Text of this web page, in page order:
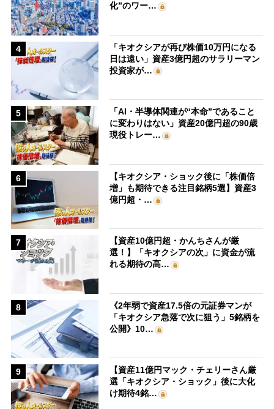
化”のワー…
4
「キオクシアが再び株価10万円になる
日は遠い」資産3億円超のサラリーマン
投資家が…
5
「AI・半導体関連が“本命”であること
に変わりはない」資産20億円超の90歳
現役トレー…
6
【キオクシア・ショック後に「株価倍
増」も期待できる注目銘柄5選】資産3
億円超・…
7
【資産10億円超・かんちさんが厳
選！】「キオクシアの次」に資金が流
れる期待の高…
8
《2年弱で資産17.5倍の元証券マンが
「キオクシア急落で次に狙う」5銘柄を
公開》10…
9
【資産11億円マック・チェリーさん厳
選「キオクシア・ショック」後に大化
け期待4銘…